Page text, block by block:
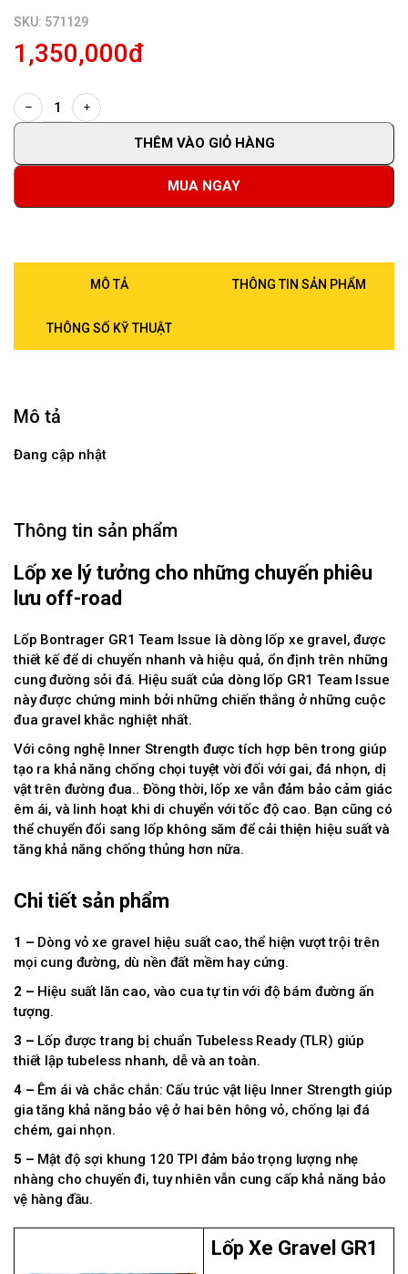
SKU: 571129
1,350,000đ
THÊM VÀO GIỎ HÀNG
MUA NGAY
MÔ TẢ THÔNG TIN SẢN PHẨM
THÔNG SỐ KỸ THUẬT
Mô tả
Đang cập nhật
Thông tin sản phẩm
Lốp xe lý tưởng cho những chuyến phiêu
lưu off-road
Lốp Bontrager GR1 Team Issue là dòng lốp xe gravel, được
thiết kế để di chuyển nhanh và hiệu quả, ổn định trên những
cung đường sỏi đá. Hiệu suất của dòng lốp GR1 Team Issue
này được chứng minh bởi những chiến thắng ở những cuộc
đua gravel khắc nghiệt nhất.
Với công nghệ Inner Strength được tích hợp bên trong giúp
tạo ra khả năng chống chọi tuyệt vời đối với gai, đá nhọn, dị
vật trên đường đua.. Đồng thời, lốp xe vẫn đảm bảo cảm giác
êm ái, và linh hoạt khi di chuyển với tốc độ cao. Bạn cũng có
thể chuyển đổi sang lốp không săm để cải thiện hiệu suất và
tăng khả năng chống thủng hơn nữa.
Chi tiết sản phẩm
1 – Dòng vỏ xe gravel hiệu suất cao, thể hiện vượt trội trên
mọi cung đường, dù nền đất mềm hay cứng.
2 – Hiệu suất lăn cao, vào cua tự tin với độ bám đường ấn
tượng.
3 – Lốp được trang bị chuẩn Tubeless Ready (TLR) giúp
thiết lập tubeless nhanh, dễ và an toàn.
4 – Êm ái và chắc chắn: Cấu trúc vật liệu Inner Strength giúp
gia tăng khả năng bảo vệ ở hai bên hông vỏ, chống lại đá
chém, gai nhọn.
5 – Mật độ sợi khung 120 TPI đảm bảo trọng lượng nhẹ
nhàng cho chuyến đi, tuy nhiên vẫn cung cấp khả năng bảo
vệ hàng đầu.
Lốp Xe Gravel GR1